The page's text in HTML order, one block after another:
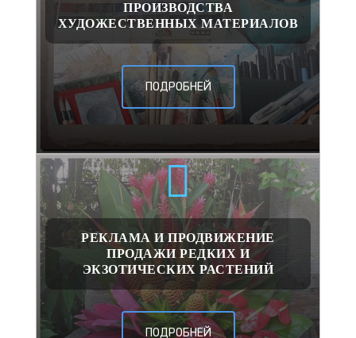
ПРОИЗВОДСТВА
ХУДОЖЕСТВЕННЫХ МАТЕРИАЛОВ
ПОДРОБНЕЙ
РЕКЛАМА И ПРОДВИЖЕНИЕ
ПРОДАЖИ РЕДКИХ И
ЭКЗОТИЧЕСКИХ РАСТЕНИЙ
ПОДРОБНЕЙ